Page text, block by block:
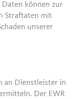
können zur
Straftaten mit
unserer
an Dienstleister in
Der EWR